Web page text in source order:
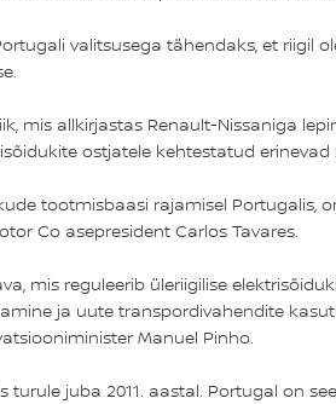
valitsusega tähendaks, et riigil
mis allkirjastas Renault-Nissaniga
ostjatele kehtestatud
tootmisbaasi rajamisel Portugalis,
Co asepresident Carlos Tavares.
mis reguleerib üleriigilise
ja uute transpordivahendite
Manuel Pinho.
turule juba 2011. aastal. Portugal on